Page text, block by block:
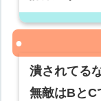
潰されてる
無敵はBとC